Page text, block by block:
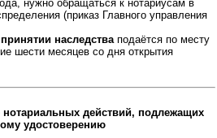
нужно обращаться к нотариусам в
(приказ Главного управления
наследства подаётся по месту
шести месяцев со дня открытия
действий, подлежащих
удостоверению